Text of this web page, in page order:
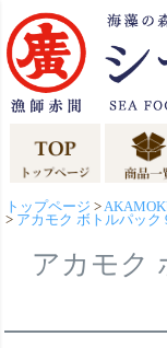
トップページ
アカモク ボトルパック
アカモク